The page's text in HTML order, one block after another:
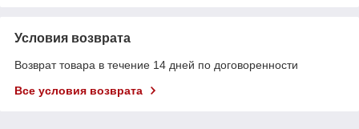
Условия возврата
Возврат товара в течение 14 дней по договоренности
Все условия возврата